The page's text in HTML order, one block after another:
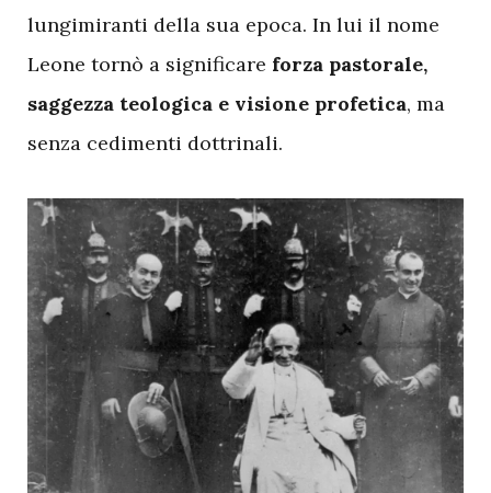
lungimiranti della sua epoca. In lui il nome
Leone tornò a significare forza pastorale,
saggezza teologica e visione profetica, ma
senza cedimenti dottrinali.